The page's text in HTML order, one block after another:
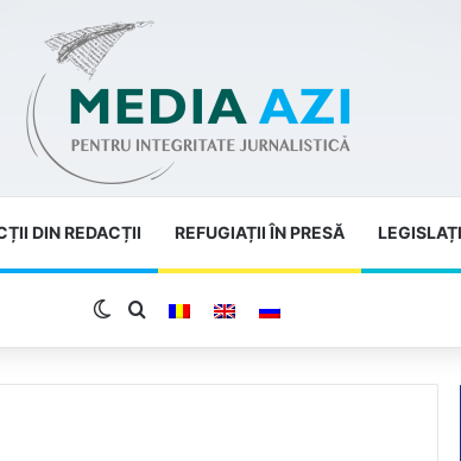
DIN REDACȚII REFUGIAȚII ÎN PRESĂ
Switch skin
Search for